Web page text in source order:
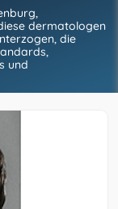
dermatologen
die
und